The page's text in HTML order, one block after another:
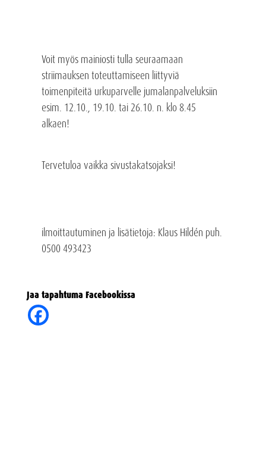
Voit myös mainiosti tulla seuraamaan
striimauksen toteuttamiseen liittyviä
toimenpiteitä urkuparvelle jumalanpalveluksiin
esim. 12.10., 19.10. tai 26.10. n. klo 8.45
alkaen!
Tervetuloa vaikka sivustakatsojaksi!
ilmoittautuminen ja lisätietoja: Klaus Hildén puh.
0500 493423
Jaa tapahtuma Facebookissa